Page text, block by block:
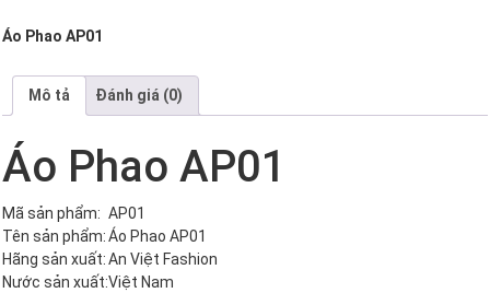
Áo Phao AP01
Mô tả Đánh giá (0)
Áo Phao AP01
Mã sản phẩm: AP01
Tên sản phẩm:Áo Phao AP01
Hãng sản xuất:An Việt Fashion
Nước sản xuất:Việt Nam